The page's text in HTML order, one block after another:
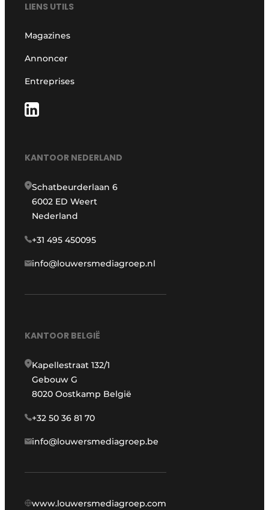
LIENS UTILS
Magazines
Annoncer
Entreprises
KANTOOR NEDERLAND
Schatbeurderlaan 6
6002 ED Weert
Nederland
+31 495 450095
info@louwersmediagroep.nl
KANTOOR BELGIË
Kapellestraat 132/1
Gebouw G
8020 Oostkamp België
+32 50 36 81 70
info@louwersmediagroep.be
www.louwersmediagroep.com